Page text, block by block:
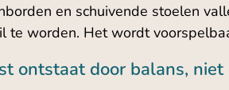
en schuivende stoelen
te worden. Het wordt
ontstaat door balans,